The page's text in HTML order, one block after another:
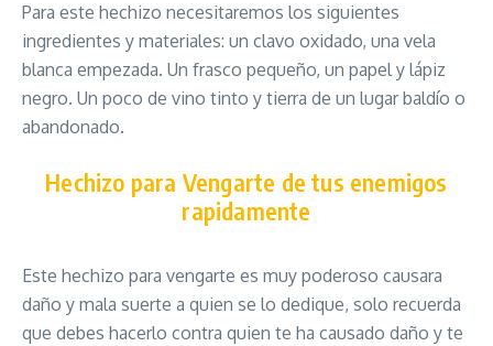
Para este hechizo necesitaremos los siguientes
ingredientes y materiales: un clavo oxidado, una vela
blanca empezada. Un frasco pequeño, un papel y lápiz
negro. Un poco de vino tinto y tierra de un lugar baldío o
abandonado.
Hechizo para Vengarte de tus enemigos
rapidamente
Este hechizo para vengarte es muy poderoso causara
daño y mala suerte a quien se lo dedique, solo recuerda
que debes hacerlo contra quien te ha causado daño y te